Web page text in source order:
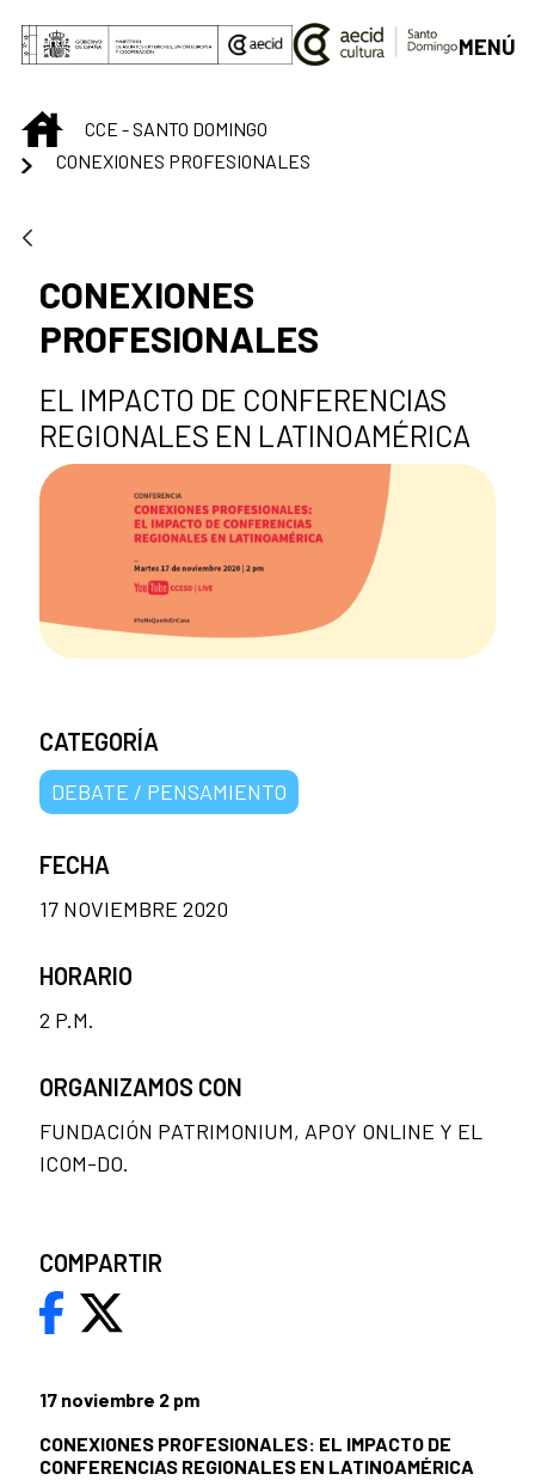
Saltar al contenido principal
MENÚ
INICIOCCE - SANTO DOMINGO
CONEXIONES PROFESIONALES
CONEXIONES
PROFESIONALES
EL IMPACTO DE CONFERENCIAS
REGIONALES EN LATINOAMÉRICA
17 noviembre 2 pm
CONEXIONES PROFESIONALES: EL IMPACTO DE
CONFERENCIAS REGIONALES EN LATINOAMÉRICA
CATEGORÍA
DEBATE / PENSAMIENTO
FECHA
17 NOVIEMBRE 2020
HORARIO
2 P.M.
ORGANIZAMOS CON
FUNDACIÓN PATRIMONIUM, APOY ONLINE Y EL
ICOM-DO.
COMPARTIR